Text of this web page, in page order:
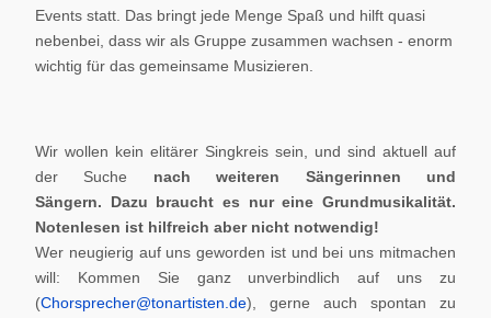
Events statt. Das bringt jede Menge Spaß und hilft quasi
nebenbei, dass wir als Gruppe zusammen wachsen - enorm
wichtig für das gemeinsame Musizieren.
Wir wollen kein elitärer Singkreis sein, und sind aktuell auf
der Suche nach weiteren Sängerinnen und
Sängern. Dazu braucht es nur eine Grundmusikalität.
Notenlesen ist hilfreich aber nicht notwendig!
Wer neugierig auf uns geworden ist und bei uns mitmachen
will: Kommen Sie ganz unverbindlich auf uns zu
(Chorsprecher@tonartisten.de), gerne auch spontan zu